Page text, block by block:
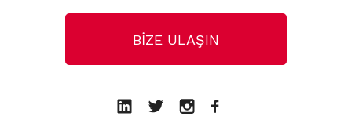
BİZE ULAŞIN